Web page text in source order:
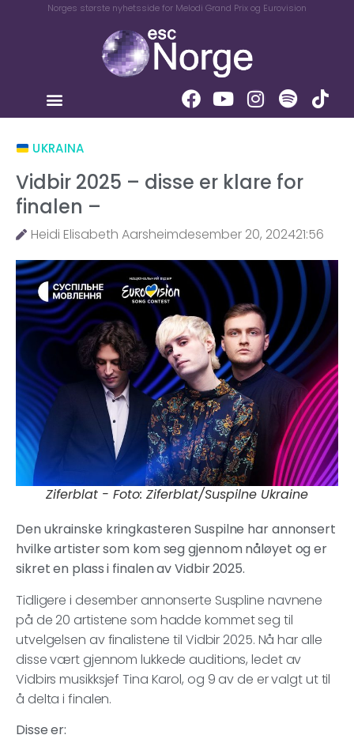
Norges største nyhetsside for Melodi Grand Prix og Eurovision
UKRAINA
Vidbir 2025 – disse er klare for
finalen –
Heidi Elisabeth Aarsheimdesember 20, 202421:56
Ziferblat - Foto: Ziferblat/Suspilne Ukraine
Den ukrainske kringkasteren Suspilne har annonsert
hvilke artister som kom seg gjennom nåløyet og er
sikret en plass i finalen av Vidbir 2025.
Tidligere i desember annonserte Suspline navnene
på de 20 artistene som hadde kommet seg til
utvelgelsen av finalistene til Vidbir 2025. Nå har alle
disse vært gjennom lukkede auditions, ledet av
Vidbirs musikksjef Tina Karol, og 9 av de er valgt ut til
å delta i finalen.
Disse er: